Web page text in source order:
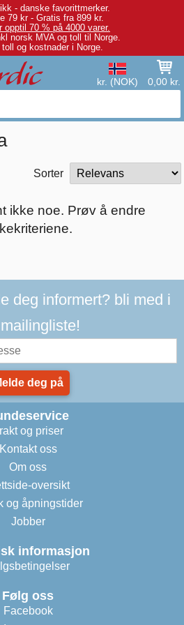
- danske favorittmerker.
79 kr - Gratis fra 899 kr.
opptil 70 % på 4000 varer.
norsk MVA og toll til Norge.
og kostnader i Norge.
kr. (NOK) 0,00 kr.
Sorter
ikke noe. Prøv å endre
deg informert? bli med i
deg på
og priser
Kontakt oss
Om oss
oversikt
og åpningstider
Jobber
informasjon
Følg oss
Facebook